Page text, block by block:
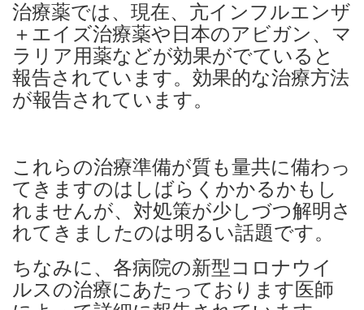
治療薬では、現在、亢インフルエンザ
＋エイズ治療薬や日本のアビガン、マ
ラリア用薬などが効果がでていると
報告されています。効果的な治療方法
が報告されています。
これらの治療準備が質も量共に備わっ
てきますのはしばらくかかるかもし
れませんが、対処策が少しづつ解明さ
れてきましたのは明るい話題です。
ちなみに、各病院の新型コロナウイ
ルスの治療にあたっております医師